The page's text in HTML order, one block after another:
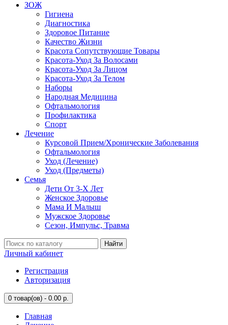
ЗОЖ
Гигиена
Диагностика
Здоровое Питание
Качество Жизни
Красота Сопутствующие Товары
Красота-Уход За Волосами
Красота-Уход За Лицом
Красота-Уход За Телом
Наборы
Народная Медицина
Офтальмология
Профилактика
Спорт
Лечение
Курсовой Прием/Хронические Заболевания
Офтальмология
Уход (Лечение)
Уход (Предметы)
Семья
Дети От 3-Х Лет
Женское Здоровье
Мама И Малыш
Мужское Здоровье
Сезон, Импульс, Травма
Найти
Личный кабинет
Регистрация
Авторизация
0 товар(ов) - 0.00 р.
Главная